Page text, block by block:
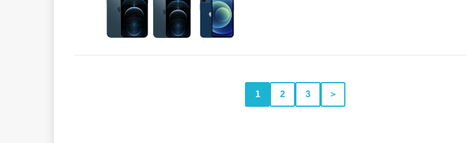
1 2 3 ＞